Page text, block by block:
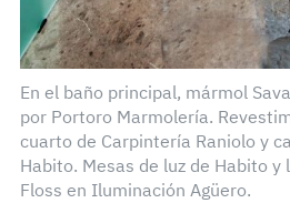
En el baño principal, mármol
por Portoro Marmolería.
cuarto de Carpintería Raniolo y
Habito. Mesas de luz de Habito y
Floss en Iluminación Agüero.